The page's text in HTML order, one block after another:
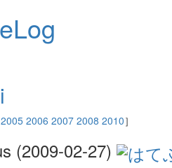
2005 2006 2007 2008 2010］
(2009-02-27)